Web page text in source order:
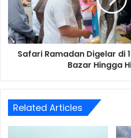
Kecamatan,
Diisi
Bazar
Hingga
Hiburan
Safari Ramadan Digelar di
Bazar Hingga
Related Articles